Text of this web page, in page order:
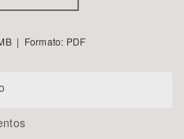
| Formato: PDF